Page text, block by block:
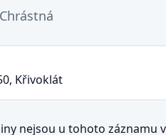
Křivoklát
nejsou u tohoto záznamu